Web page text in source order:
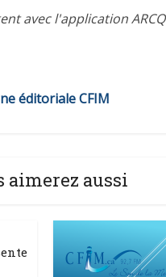
avec l'application ARCQ
éditoriale CFIM
aimerez aussi